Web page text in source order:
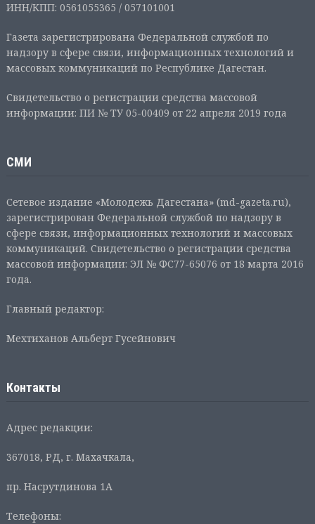
ИНН/КПП: 0561055365 / 057101001
Газета зарегистрирована Федеральной службой по
надзору в сфере связи, информационных технологий и
массовых коммуникаций по Республике Дагестан.
Свидетельство о регистрации средства массовой
информации: ПИ № ТУ 05-00409 от 22 апреля 2019 года
СМИ
Сетевое издание «Молодежь Дагестана» (md-gazeta.ru),
зарегистрирован Федеральной службой по надзору в
сфере связи, информационных технологий и массовых
коммуникаций. Свидетельство о регистрации средства
массовой информации: ЭЛ № ФС77-65076 от 18 марта 2016
года.
Главный редактор:
Мехтиханов Альберт Гусейнович
Контакты
Адрес редакции:
367018, РД, г. Махачкала,
пр. Насрутдинова 1А
Телефоны: